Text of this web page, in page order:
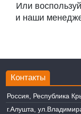
Или
и наши
Контакты
Россия, Республика
г.Алушта,